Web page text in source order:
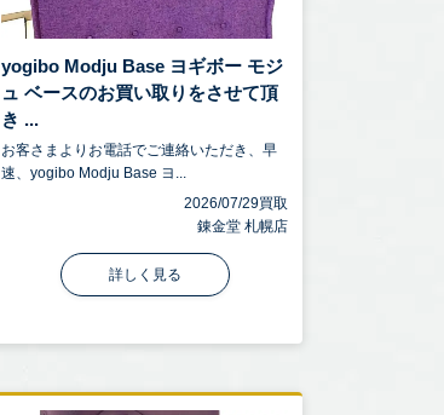
yogibo Modju Base ヨギボー モジ
ュ ベースのお買い取りをさせて頂
き ...
お客さまよりお電話でご連絡いただき、早
速、yogibo Modju Base ヨ...
2026/07/29買取
錬金堂 札幌店
詳しく見る